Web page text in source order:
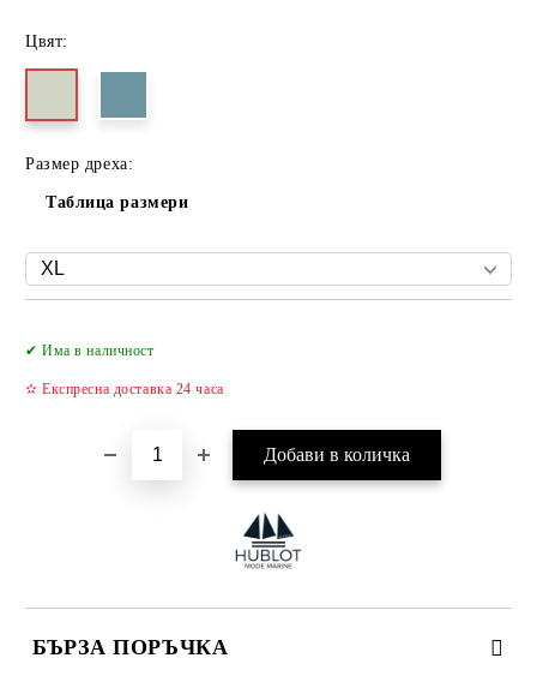
Цвят:
Размер дреха:
Таблица размери
✔ Има в наличност
✫ Експресна доставка 24 часа
БЪРЗА ПОРЪЧКА